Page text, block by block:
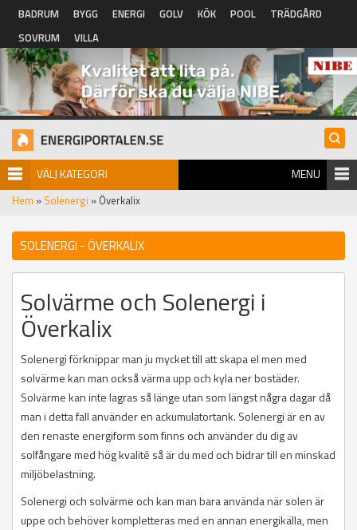
Hoppa till huvudinnehåll
BADRUM BYGG ENERGI GOLV KÖK POOL
TRÄDGÅRD
SOVRUM
VILLA
VÄLJ KATEGORI MENU
Hem » Solenergi » Överkalix
SOLENERGI - ÖVERKALIX
Solvärme och Solenergi i
Överkalix
Solenergi förknippar man ju mycket till att skapa el men med
solvärme kan man också värma upp och kyla ner bostäder.
Solvärme kan inte lagras så länge utan som längst några dagar då
man i detta fall använder en ackumulatortank. Solenergi är en av
den renaste energiform som finns och använder du dig av
solfångare med hög kvalité så är du med och bidrar till en minskad
miljöbelastning.
Solenergi och solvärme och kan man bara använda när solen är
uppe och behöver kompletteras med en annan energikälla, men